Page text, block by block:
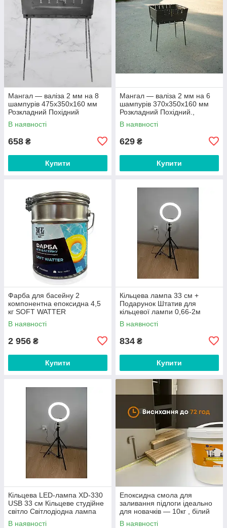
Мангал — валіза 2 мм на 8
шампурів 475х350х160 мм
Розкладний Похідний
В наявності
658 ₴
Купити
Мангал — валіза 2 мм на 6
шампурів 370х350х160 мм
Розкладний Похідний.,
туристичний
В наявності
629 ₴
Купити
Фарба для басейну 2
компонентна епоксидна 4,5
кг SOFT WATTER
В наявності
2 956 ₴
Купити
Кільцева лампа 33 см +
Подарунок Штатив для
кільцевої лампи 0,66-2м
В наявності
834 ₴
Купити
Кільцева LED-лампа XD-330
USB 33 см Кільцеве студійне
світло Світлодіодна лампа
В наявності
Епоксидна смола для
заливання підлоги ідеально
для новачків — 10кг , білий
В наявності